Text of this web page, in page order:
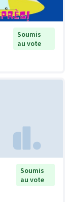
Soumis
au vote
Soumis
au vote